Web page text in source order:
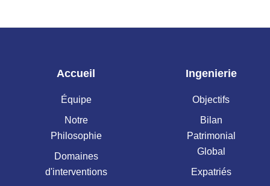
Accueil
Équipe
Notre
Philosophie
Domaines
d'interventions
Ingenierie
Objectifs
Bilan
Patrimonial
Global
Expatriés